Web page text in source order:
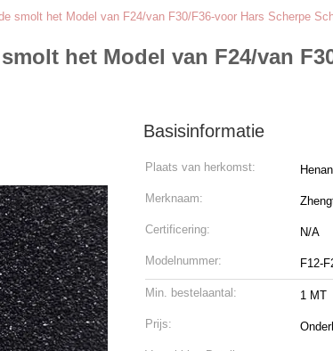
smolt het Model van F24/van F30/F36-voor Hars Scherpe
het Model van F24/van
Basisinformatie
Plaats van herkomst:
Merknaam:
Certificering: N/A
Modelnummer: F12-
Min. bestelaantal: 1 MT
Prijs: